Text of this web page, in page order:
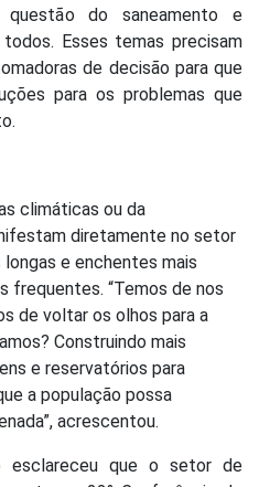
questão do saneamento e
Esses temas precisam
de decisão para que
para os problemas que
climáticas ou da
diretamente no setor
e enchentes mais
frequentes. “Temos de nos
de voltar os olhos para a
Construindo mais
e reservatórios para
a população possa
acrescentou.
esclareceu que o setor de